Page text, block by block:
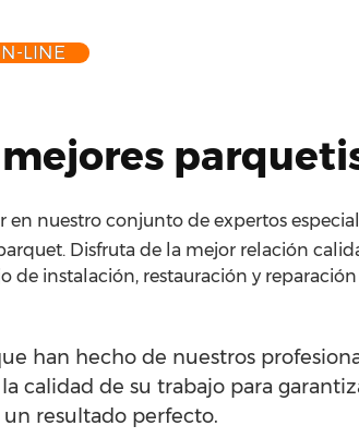
LINE
en nuestro conjunto de expertos
Disfruta de la mejor relación
de instalación, restauración y
han hecho de nuestros
calidad de su trabajo para
resultado perfecto.